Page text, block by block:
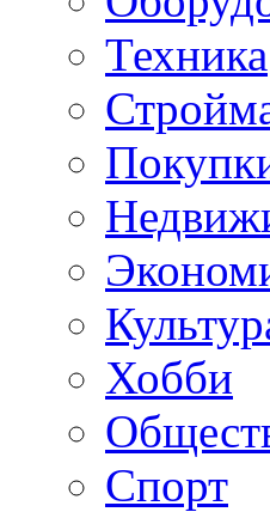
Техника
Хобби
Спорт